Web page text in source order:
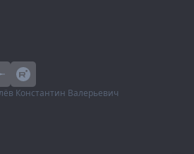
Константин Валерьевич